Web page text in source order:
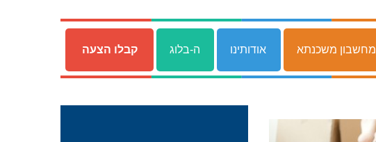
מחשבון משכנתא אודותינו ה-בלוג קבלו הצעה